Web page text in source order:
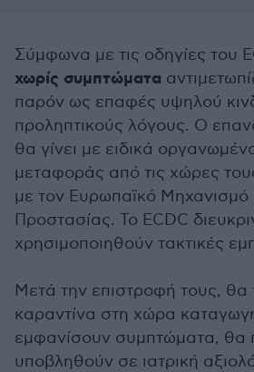
Σύμφωνα με τις οδηγίες του
χωρίς συμπτώματα
παρόν ως επαφές υψηλού
προληπτικούς λόγους. Ο
θα γίνει με ειδικά
μεταφοράς από τις χώρες
με τον Ευρωπαϊκό Μηχανισμό
Προστασίας. Το ECDC
χρησιμοποιηθούν τακτικές
Μετά την επιστροφή τους,
καραντίνα στη χώρα
εμφανίσουν συμπτώματα, θα
υποβληθούν σε ιατρική